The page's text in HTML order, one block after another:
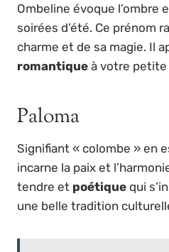
Ombeline évoque l’ombre
soirées d’été. Ce prénom
charme et de sa magie. Il
romantique à votre petite
Paloma
Signifiant « colombe » en
incarne la paix et
tendre et poétique qui
une belle tradition